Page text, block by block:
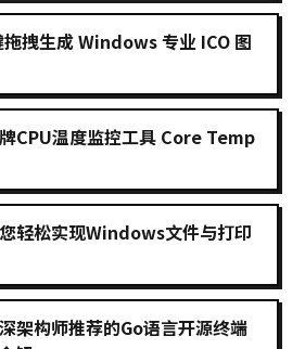
拽生成 Windows 专业 ICO 图
CPU温度监控工具 Core Temp
轻松实现Windows文件与打印
架构师推荐的Go语言开源终端